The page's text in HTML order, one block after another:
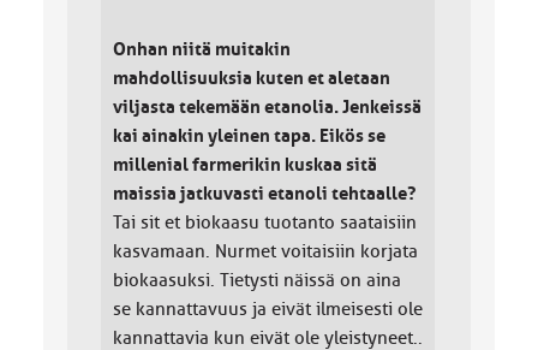
Onhan niitä muitakin
mahdollisuuksia kuten et aletaan
viljasta tekemään etanolia. Jenkeissä
kai ainakin yleinen tapa. Eikös se
millenial farmerikin kuskaa sitä
maissia jatkuvasti etanoli tehtaalle?
Tai sit et biokaasu tuotanto saataisiin
kasvamaan. Nurmet voitaisiin korjata
biokaasuksi. Tietysti näissä on aina
se kannattavuus ja eivät ilmeisesti ole
kannattavia kun eivät ole yleistyneet..